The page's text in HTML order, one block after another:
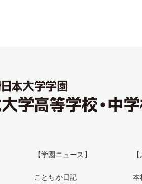
【学園ニュース】
ことちか日記 本